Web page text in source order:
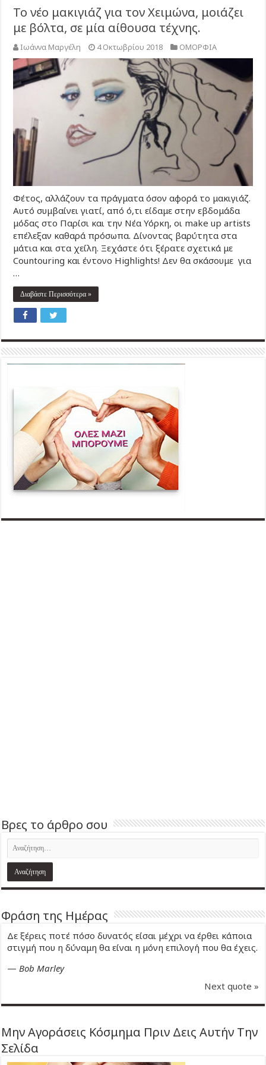
Το νέο μακιγιάζ για τον Χειμώνα, μοιάζει
με βόλτα, σε μία αίθουσα τέχνης.
Ιωάννα Μαργέλη 4 Οκτωβρίου 2018 ΟΜΟΡΦΙΑ
Φέτος, αλλάζουν τα πράγματα όσον αφορά το μακιγιάζ.
Αυτό συμβαίνει γιατί, από ό,τι είδαμε στην εβδομάδα
μόδας στο Παρίσι και την Νέα Υόρκη, οι make up artists
επέλεξαν καθαρά πρόσωπα. Δίνοντας βαρύτητα στα
μάτια και στα χείλη. Ξεχάστε ότι ξέρατε σχετικά με
Countouring και έντονο Highlights! Δεν θα σκάσουμε για
…
Διαβάστε Περισσότερα »
Βρες το άρθρο σου
Φράση της Ημέρας
Δε ξέρεις ποτέ πόσο δυνατός είσαι μέχρι να έρθει κάποια
στιγμή που η δύναμη θα είναι η μόνη επιλογή που θα έχεις.
— Bob Marley
Next quote »
Μην Αγοράσεις Κόσμημα Πριν Δεις Αυτήν Την
Σελίδα